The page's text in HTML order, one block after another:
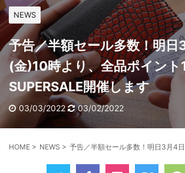
NEWS
予告／半額セール多数！明日
(金)10時より、全品ポイント
SUPERSALE開催します
03/03/2022 03/02/2022
HOME > NEWS > 予告／半額セール多数！明日3月4